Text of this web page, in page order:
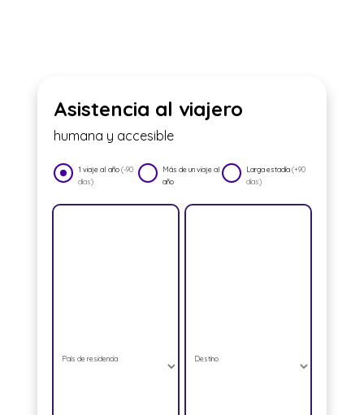
Asistencia al viajero
humana y accesible
1 viaje al año(-90
días)
Más de un viaje al
año
Larga estadía(+90
días)
País de residencia Destino